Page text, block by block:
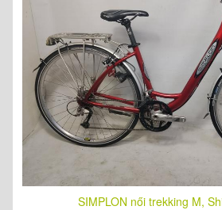
SIMPLON női trekking M,